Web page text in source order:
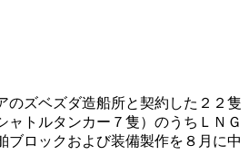
のズベズダ造船所と契約した２２隻
ャトルタンカー７隻）のうちＬＮＧ
ブロックおよび装備製作を８月に中